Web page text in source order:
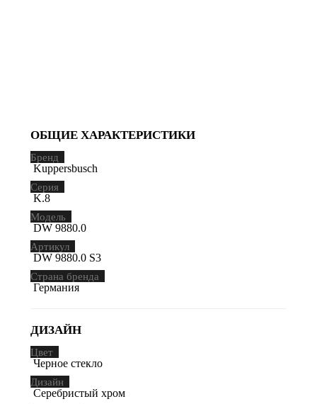
ОБЩИЕ ХАРАКТЕРИСТИКИ
Бренд
Kuppersbusch
Серия
K.8
Модель
DW 9880.0
Артикул
DW 9880.0 S3
Страна бренда
Германия
ДИЗАЙН
Цвет
Черное стекло
Дизайн
Серебристый хром